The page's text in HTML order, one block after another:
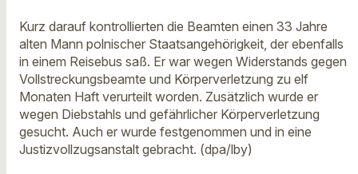
Kurz darauf kontrollierten die Beamten einen 33 Jahre
alten Mann polnischer Staatsangehörigkeit, der ebenfalls
in einem Reisebus saß. Er war wegen Widerstands gegen
Vollstreckungsbeamte und Körperverletzung zu elf
Monaten Haft verurteilt worden. Zusätzlich wurde er
wegen Diebstahls und gefährlicher Körperverletzung
gesucht. Auch er wurde festgenommen und in eine
Justizvollzugsanstalt gebracht. (dpa/lby)